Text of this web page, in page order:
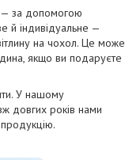
— за допомогою
й індивідуальне —
на чохол. Це може
якщо ви подаруєте
У нашому
довгих років нами